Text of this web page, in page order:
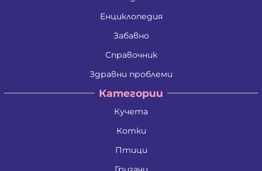
Енциклопедия
Забавно
Справочник
Здравни проблеми
Категории
Кучета
Котки
Птици